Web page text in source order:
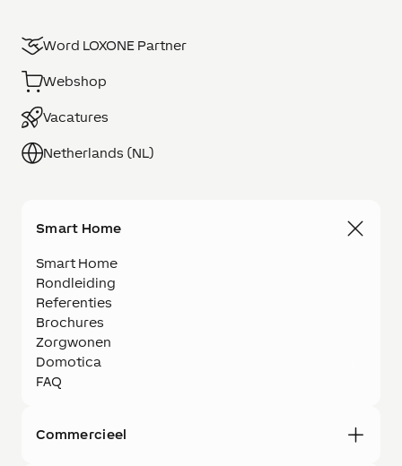
Word LOXONE Partner
Webshop
Vacatures
Netherlands (NL)
Smart Home
Smart Home
Rondleiding
Referenties
Brochures
Zorgwonen
Domotica
FAQ
Commercieel